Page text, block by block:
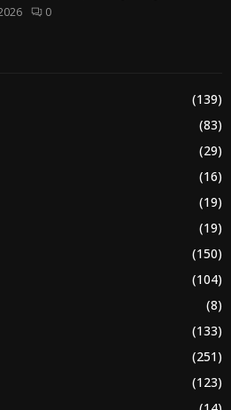
0
(139)
(83)
(29)
(16)
(19)
(19)
(150)
(104)
(8)
(133)
(251)
(123)